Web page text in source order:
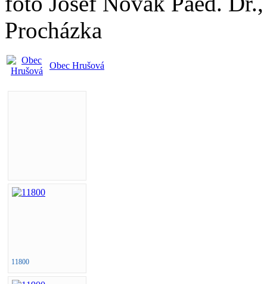
Procházka
Obec Hrušová
11800